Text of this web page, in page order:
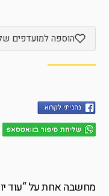
הוספה למועדפים
מחשבה אחת על “עוד